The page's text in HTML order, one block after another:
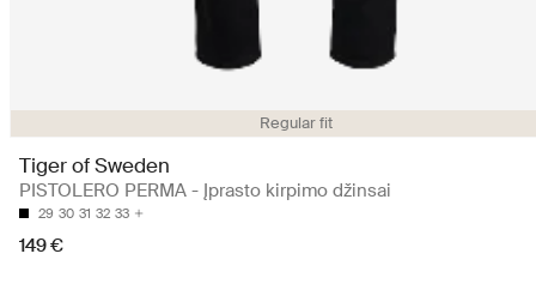
Regular fit
Tiger of Sweden
PISTOLERO PERMA - Įprasto kirpimo džinsai
29 30 31 32 33
149 €